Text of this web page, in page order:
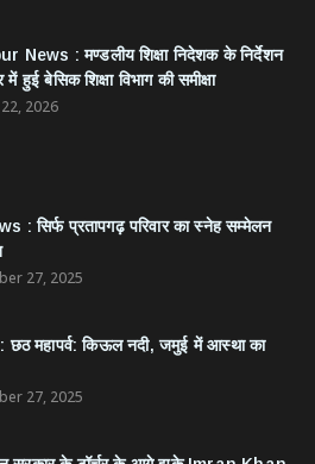
News : ​मण्डलीय शिक्षा निदेशक के निर्देशन
हुई बेसिक शिक्षा विभाग की समीक्षा
2026
: सिर्फ प्रतापगढ़ परिवार का स्नेह सम्मेलन
27, 2025
महापर्व: किऊल नदी, जमुई में आस्था का
27, 2025